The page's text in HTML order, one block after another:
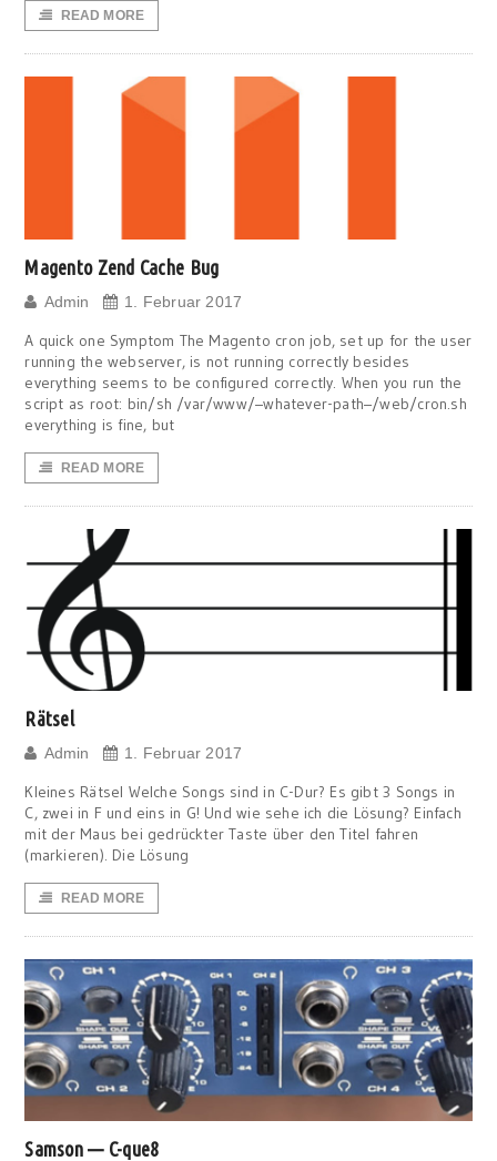
READ MORE
Magento Zend Cache Bug
Admin 1. Februar 2017
A quick one Symptom The Magento cron job, set up for the user
running the webserver, is not running correctly besides
everything seems to be configured correctly. When you run the
script as root: bin/sh /var/www/–whatever-path–/web/cron.sh
everything is fine, but
READ MORE
Rätsel
Admin 1. Februar 2017
Kleines Rätsel Welche Songs sind in C-Dur? Es gibt 3 Songs in
C, zwei in F und eins in G! Und wie sehe ich die Lösung? Einfach
mit der Maus bei gedrückter Taste über den Titel fahren
(markieren). Die Lösung
READ MORE
Samson — C-que8